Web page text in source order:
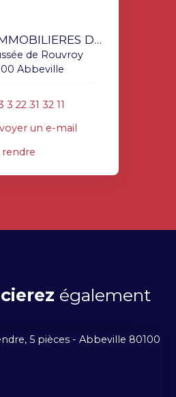
ETUDES IMMOBILIERES DOUCHIN
de Rouvroy
Abbeville
3 22 31 32 11
un e-mail
rendre
également